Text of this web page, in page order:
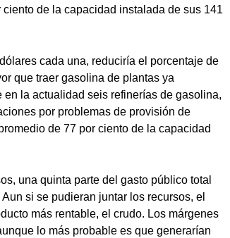
de la capacidad instalada de sus 141
cada una, reduciría el porcentaje de
que traer gasolina de plantas ya
la actualidad seis refinerías de gasolina,
por problemas de provisión de
de 77 por ciento de la capacidad
una quinta parte del gasto público total
si se pudieran juntar los recursos, el
más rentable, el crudo. Los márgenes
lo más probable es que generarían